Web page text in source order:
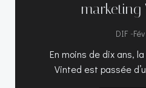
marketing
DIF -
En moins de dix ans,
Vinted est passée